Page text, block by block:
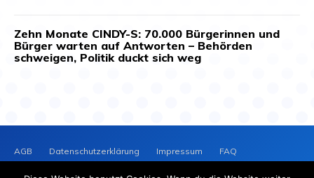
Zehn Monate CINDY-S: 70.000 Bürgerinnen und
Bürger warten auf Antworten – Behörden
schweigen, Politik duckt sich weg
AGB Datenschutzerklärung Impressum
FAQ